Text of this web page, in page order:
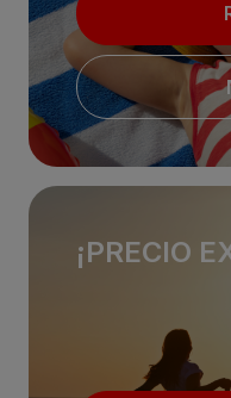
¡PRECIO